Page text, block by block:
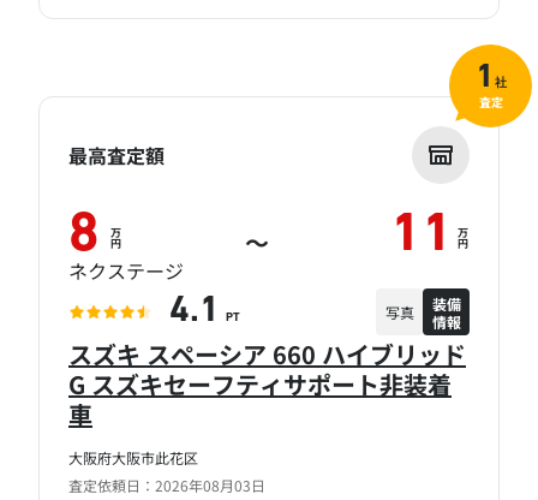
大阪府大阪市此花区
査定依頼日：2026年08月03日
スズキ スペーシア 660 ハイブリッド
G スズキセーフティサポート非装着
車
最高査定額
8 万
円 ～ 11 万
円
ネクステージ
4.1 PT 写真
装備
情報
1 社
査定